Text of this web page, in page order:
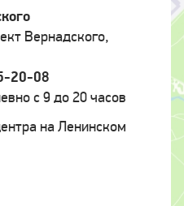
Вернадского,
20-08
c 9 до 20 часов